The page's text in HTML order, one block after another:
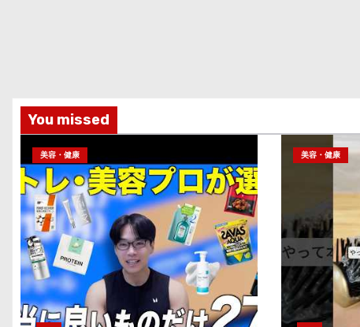
You missed
美容・健康 美容・健康